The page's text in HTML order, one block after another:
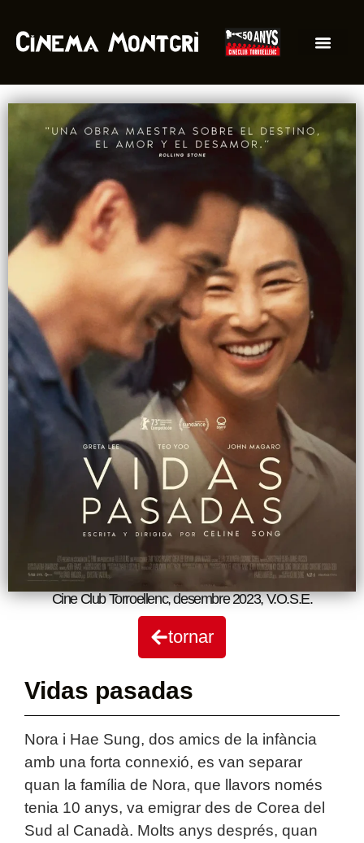
Cine Club Torroellenc,desembre 2023,V.O.S.E.
tornar
Vidas pasadas
Nora i Hae Sung, dos amics de la infància
amb una forta connexió, es van separar
quan la família de Nora, que llavors només
tenia 10 anys, va emigrar des de Corea del
Sud al Canadà. Molts anys després, quan